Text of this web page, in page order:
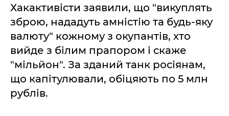
Хакактивісти заявили, що "викуплять
зброю, нададуть амністію та будь-яку
валюту" кожному з окупантів, хто
вийде з білим прапором і скаже
"мільйон". За зданий танк росіянам,
що капітулювали, обіцяють по 5 млн
рублів.